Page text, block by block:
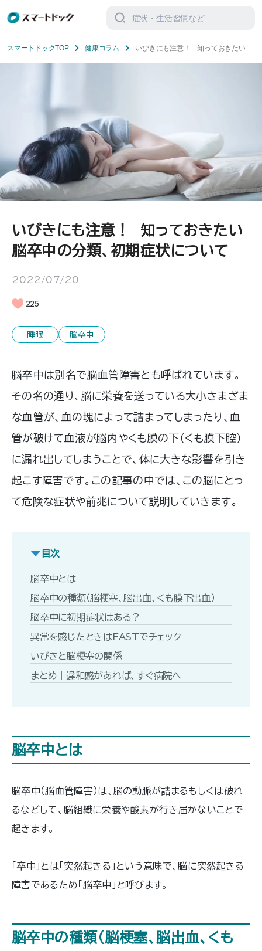
索
スマートドックTOP 健康コラム
いびきにも注意！ 知っておきたい脳
いびきにも注意！ 知っておきたい
脳卒中の分類、初期症状について
2022/07/20
225
睡眠 脳卒中
脳卒中は別名で脳血管障害とも呼ばれています。
その名の通り、脳に栄養を送っている大小さまざま
な血管が、血の塊によって詰まってしまったり、血
管が破けて血液が脳内やくも膜の下（くも膜下腔）
に漏れ出してしまうことで、体に大きな影響を引き
起こす障害です。この記事の中では、この脳にとっ
て危険な症状や前兆について説明していきます。
目次
脳卒中とは
脳卒中の種類（脳梗塞、脳出血、くも膜下出血）
脳卒中に初期症状はある？
異常を感じたときはFASTでチェック
いびきと脳梗塞の関係
まとめ｜違和感があれば、すぐ病院へ
脳卒中とは
脳卒中（脳血管障害）は、脳の動脈が詰まるもしくは破れ
るなどして、脳組織に栄養や酸素が行き届かないことで
起きます。
「卒中」とは「突然起きる」という意味で、脳に突然起きる
障害であるため「脳卒中」と呼びます。
脳卒中の種類（脳梗塞、脳出血、くも